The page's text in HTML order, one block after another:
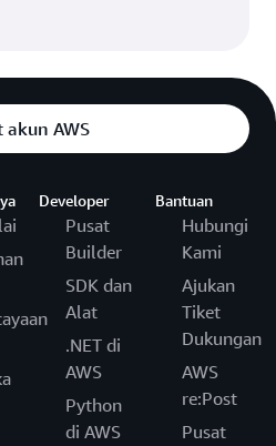
akun AWS
Developer
Pusat
Builder
SDK dan
Alat
.NET di
AWS
Python
di AWS
Bantuan
Hubungi
Kami
Ajukan
Tiket
Dukungan
AWS
re:Post
Pusat